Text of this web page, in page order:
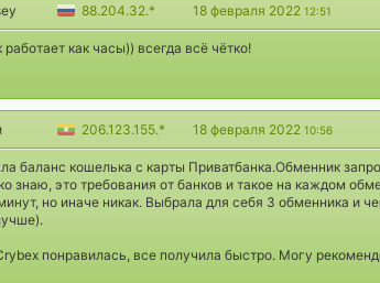
88.204.32.* 18 февраля 2022 12:51
как часы)) всегда всё чётко!
206.123.155.* 18 февраля 2022 10:56
баланс кошелька с карты Приватбанка.Обменник
знаю, это требования от банков и такое на каждом
но иначе никак. Выбрала для себя 3 обменника и
понравилась, все получила быстро. Могу